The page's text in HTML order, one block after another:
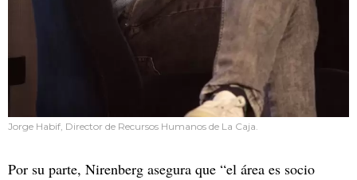
Jorge Habif, Director de Recursos Humanos de La Caja.
Por su parte, Nirenberg asegura que “el área es socio